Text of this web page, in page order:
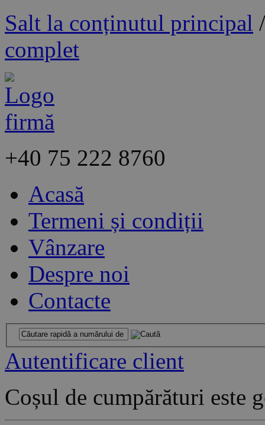
Salt la conținutul principal
complet
+40 75 222 8760
Acasă
Termeni și condiții
Vânzare
Despre noi
Contacte
Autentificare client
Coșul de cumpărături este